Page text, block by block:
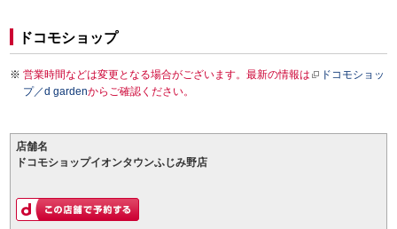
ドコモショップ
営業時間などは変更となる場合がございます。最新の情報は
ドコモショッ
プ／d gardenからご確認ください。
店舗名
ドコモショップイオンタウンふじみ野店